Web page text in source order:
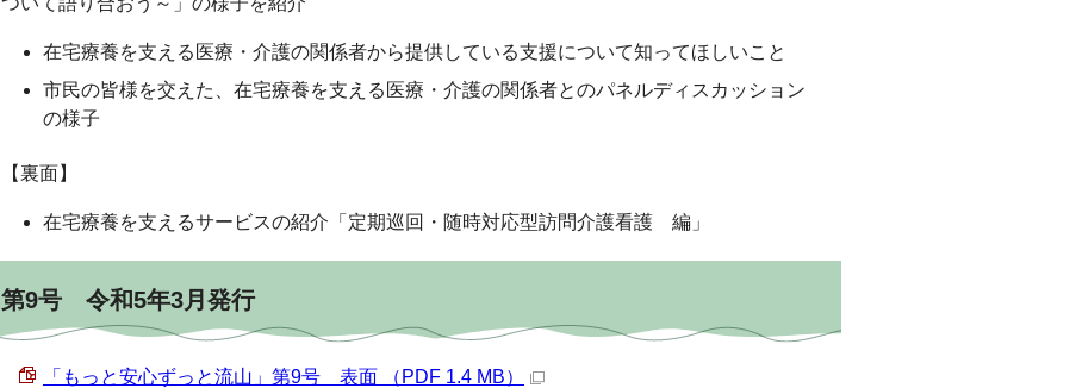
在宅療養を支える医療・介護の関係者から提供している支援について知ってほしいこと
市民の皆様を交えた、在宅療養を支える医療・介護の関係者とのパネルディスカッション
の様子
【裏面】
在宅療養を支えるサービスの紹介「定期巡回・随時対応型訪問介護看護 編」
第9号 令和5年3月発行
「もっと安心ずっと流山」第9号 表面 （PDF 1.4 MB）